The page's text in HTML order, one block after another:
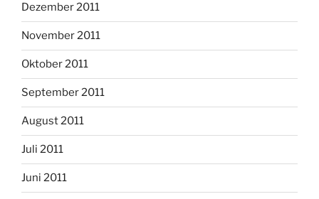
Dezember 2011
November 2011
Oktober 2011
September 2011
August 2011
Juli 2011
Juni 2011